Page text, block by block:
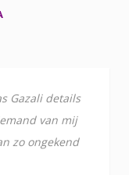
Gazali details
van mij
zo ongekend